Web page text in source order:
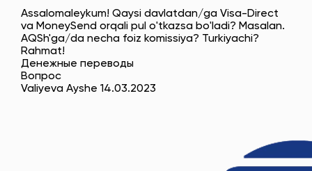
Assalomaleykum! Qaysi davlatdan/ga Visa-Direct
va MoneySend orqali pul o'tkazsa bo'ladi? Masalan.
AQSh'ga/da necha foiz komissiya? Turkiyachi?
Rahmat!
Денежные переводы
Вопрос
Valiyeva Ayshe 14.03.2023